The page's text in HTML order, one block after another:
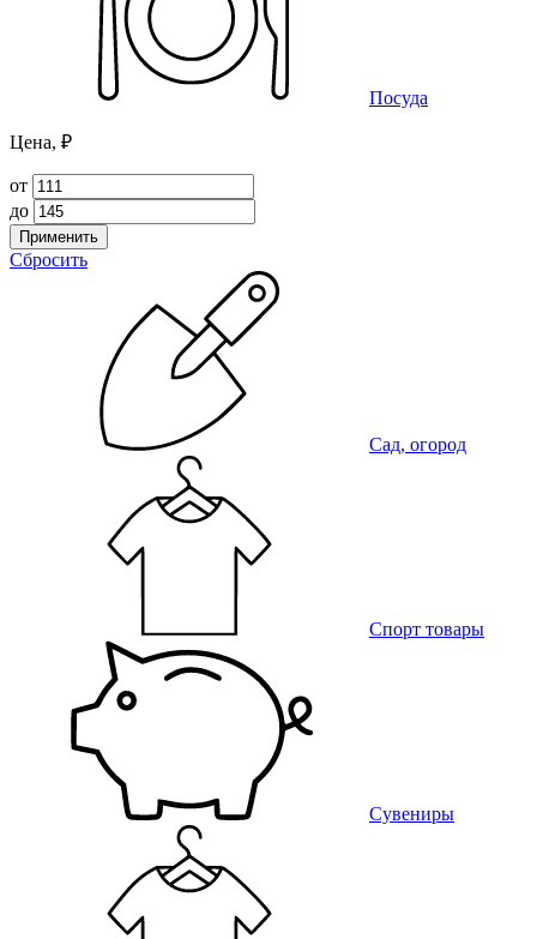
Посуда
Цена, ₽
от
до
Применить
Сбросить
Сад, огород
Спорт товары
Сувениры